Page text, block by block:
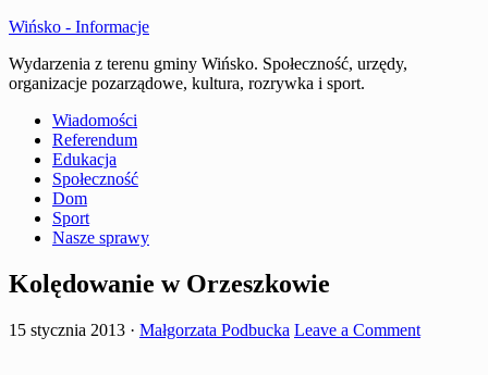
Wińsko - Informacje
Wydarzenia z terenu gminy Wińsko. Społeczność, urzędy,
organizacje pozarządowe, kultura, rozrywka i sport.
Wiadomości
Referendum
Edukacja
Społeczność
Dom
Sport
Nasze sprawy
Kolędowanie w Orzeszkowie
15 stycznia 2013 · Małgorzata Podbucka Leave a Comment